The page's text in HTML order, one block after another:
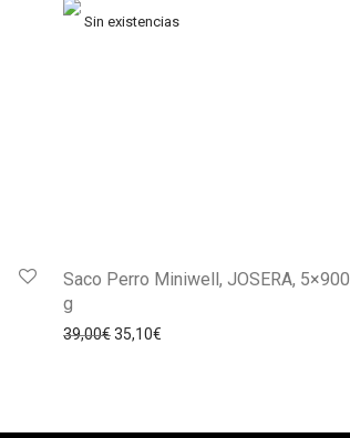
Saco Perro Miniwell, JOSERA, 5×900
g
39,00€35,10€